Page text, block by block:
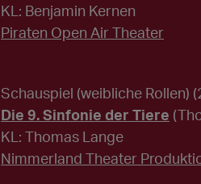
KL: Benjamin Kernen
Piraten Open Air Theater
Schauspiel (weibliche Rollen)
Die 9. Sinfonie der Tiere
KL: Thomas Lange
Nimmerland Theater